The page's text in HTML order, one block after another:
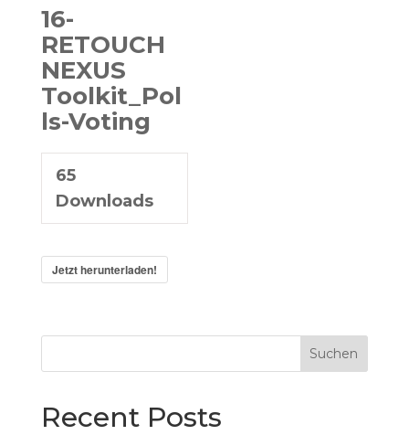
16-
RETOUCH
NEXUS
Toolkit_Pol
ls-Voting
65
Downloads
Jetzt herunterladen!
Suchen
Recent Posts